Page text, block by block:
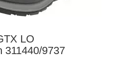
LO
311440/9737